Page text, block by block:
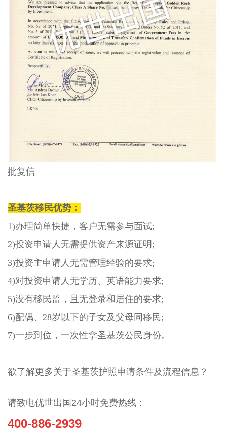
批复信
圣基茨移民优势：
1)办理简单快捷，客户无需参与面试;
2)投资申请人无需提供资产来源证明 ;
3)投资主申请人无需管理经验的要求;
4)对投资申请人无学历、英语能力要求;
5)没有移民监，且无登录和居住的要求;
6)配偶、 28岁以下的子女及父母同移民;
7)一步到位，一次性拿圣基茨公民身份。
欲了解更多关于圣基茨护照申请条件及流程信息？
请致电优世出国24小时免费热线：
400-886-2939